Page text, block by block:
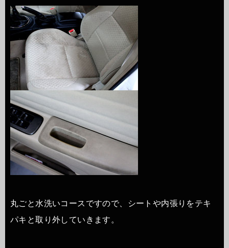
丸ごと水洗いコースですので、シートや内張りをテキ
パキと取り外していきます。